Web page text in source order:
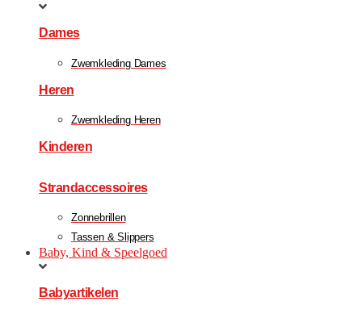
Dames
Zwemkleding Dames
Heren
Zwemkleding Heren
Kinderen
Strandaccessoires
Zonnebrillen
Tassen & Slippers
Baby, Kind & Speelgoed
Babyartikelen